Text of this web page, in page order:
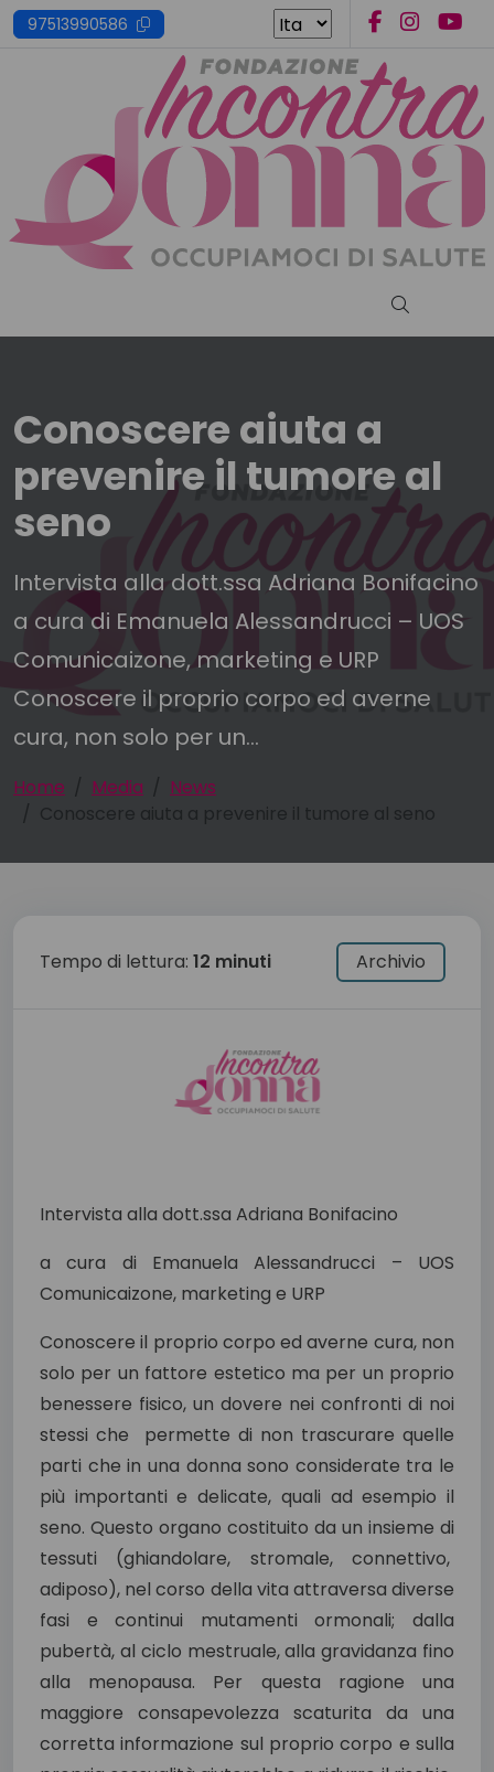
Skip
to
97513990586
Cerca nel
Conoscere aiuta a
prevenire il tumore al
seno
Intervista alla dott.ssa Adriana Bonifacino
a cura di Emanuela Alessandrucci – UOS
Comunicaizone, marketing e URP
Conoscere il proprio corpo ed averne
cura, non solo per un...
Home Media
News
Conoscere aiuta a prevenire il tumore al seno
Tempo di lettura: 12 minuti Archivio
Intervista alla dott.ssa Adriana Bonifacino
a cura di Emanuela Alessandrucci – UOS
Comunicaizone, marketing e URP
Conoscere il proprio corpo ed averne cura, non
solo per un fattore estetico ma per un proprio
benessere fisico, un dovere nei confronti di noi
stessi che permette di non trascurare quelle
parti che in una donna sono considerate tra le
più importanti e delicate, quali ad esempio il
seno. Questo organo costituito da un insieme di
tessuti (ghiandolare, stromale, connettivo,
adiposo), nel corso della vita attraversa diverse
fasi e continui mutamenti ormonali; dalla
pubertà, al ciclo mestruale, alla gravidanza fino
alla menopausa. Per questa ragione una
maggiore consapevolezza scaturita da una
corretta informazione sul proprio corpo e sulla